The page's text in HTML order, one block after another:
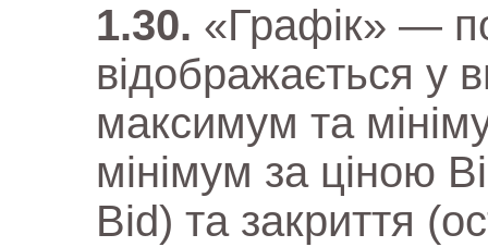
«Графік» —
відображається у
максимум та
мінімум за ціною
Bid) та закриття